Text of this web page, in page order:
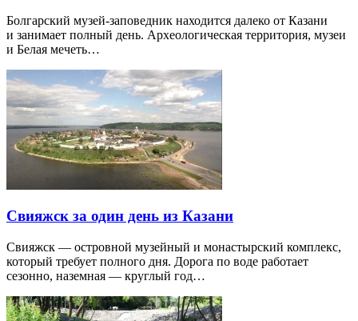
Болгарский музей-заповедник находится далеко от Казани
и занимает полный день. Археологическая территория, музеи
и Белая мечеть…
Свияжск за один день из Казани
Свияжск — островной музейный и монастырский комплекс,
который требует полного дня. Дорога по воде работает
сезонно, наземная — круглый год…